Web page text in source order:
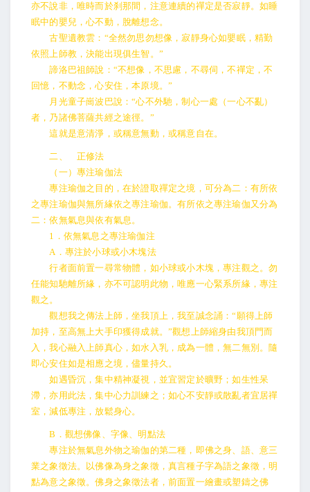
亦不說非，唯時而於刹那間，注意連續的禪定是否寂靜。如睡
眠中的嬰兒，心不動，脫離想念。
古聖遺教雲：“全然勿思勿想像，寂靜身心如嬰眠，精勤
依照上師教，決能出現俱生智。”
諦洛巴祖師說：“不想像，不思慮，不尋伺，不禪定，不
回憶，不動念，心安住，本原境。”
月光童子崗波巴說：“心不外馳，制心一處（一心不亂）
者，乃諸佛菩薩共經之途徑。”
這就是意清淨，或稱意無動，或稱意自在。
二、 正修法
（一）專注瑜伽法
專注瑜伽之目的，在於證取禪定之境，可分為二：有所依
之專注瑜伽與無所緣依之專注瑜伽。有所依之專注瑜伽又分為
二：依無氣息與依有氣息。
1．依無氣息之專注瑜伽注
A．專注於小球或小木塊法
行者面前置一尋常物體，如小球或小木塊，專注觀之。勿
任能知馳離所緣，亦不可認明此物，唯應一心緊系所緣，專注
觀之。
觀想我之傳法上師，坐我頂上，我至誠念誦：“願得上師
加持，至高無上大手印獲得成就。”觀想上師縮身由我頂門而
入，我心融入上師真心，如水入乳，成為一體，無二無別。隨
即心安住如是相應之境，儘量持久。
如遇昏沉，集中精神凝視，並宜習定於曠野；如生性呆
滯，亦用此法，集中心力訓練之；如心不安靜或散亂者宜居禪
室，減低專注，放鬆身心。
B．觀想佛像、字像、明點法
專注於無氣息外物之瑜伽的第二種，即佛之身、語、意三
業之象徵法。以佛像為身之象徵，真言種子字為語之象徵，明
點為意之象徵。佛身之象徵法者，前面置一繪畫或塑鑄之佛